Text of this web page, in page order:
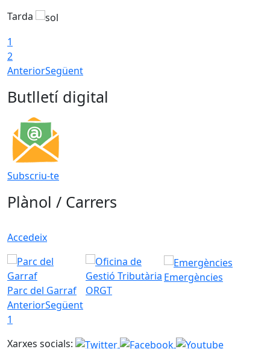
Tarda
1
2
AnteriorSegüent
Butlletí digital
Subscriu-te
Plànol / Carrers
Accedeix
Parc del Garraf ORGT
Emergències
AnteriorSegüent
1
Xarxes socials: